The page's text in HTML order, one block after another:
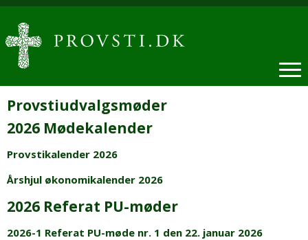
Provstiudvalgsmøder
2026 Mødekalender
Provstikalender 2026
Årshjul økonomikalender 2026
2026 Referat PU-møder
2026-1 Referat PU-møde nr. 1 den 22. januar 2026